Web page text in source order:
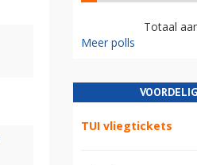
Totaal
Meer polls
TUI vliegtickets